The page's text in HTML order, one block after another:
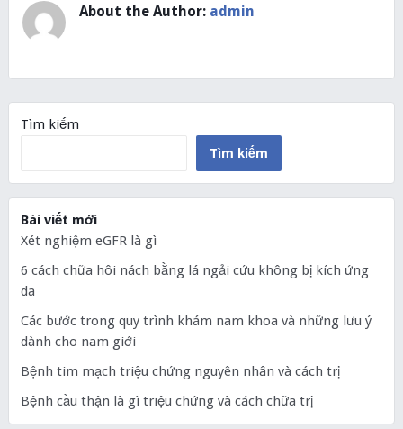
About the Author: admin
Tìm kiếm
Tìm kiếm
Bài viết mới
Xét nghiệm eGFR là gì
6 cách chữa hôi nách bằng lá ngải cứu không bị kích ứng
da
Các bước trong quy trình khám nam khoa và những lưu ý
dành cho nam giới
Bệnh tim mạch triệu chứng nguyên nhân và cách trị
Bệnh cầu thận là gì triệu chứng và cách chữa trị